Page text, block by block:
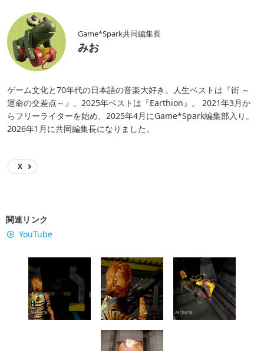
Game*Spark共同編集長
みお
ゲーム文化と70年代の日本語の音楽大好き。人生ベストは『街 ～
運命の交差点～』。2025年ベストは『Earthion』。 2021年3月か
らフリーライターを始め、2025年4月にGame*Spark編集部入り。
2026年1月に共同編集長になりました。
X
関連リンク
YouTube